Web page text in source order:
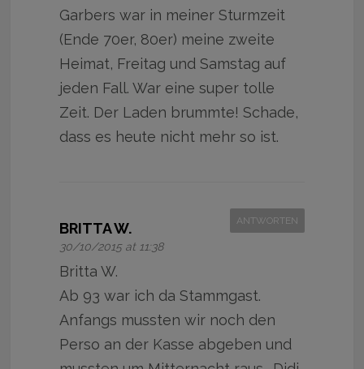
Garbers war in meiner Sturmzeit
(Ende 70er, 80er) meine zweite
Heimat, Freitag und Samstag auf
jeden Fall. War eine super tolle
Zeit. Der Laden brummte! Schade,
dass es heute nicht mehr so ist.
BRITTA W.
30/10/2015 at 11:38
ANTWORTEN
Britta W.
Ab 93 war ich da Stammgast.
Anfangs mussten wir noch den
Perso an der Kasse abgeben und